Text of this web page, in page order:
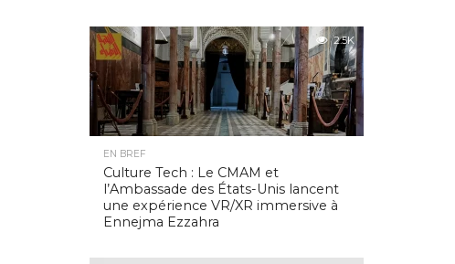
2.5K
EN BREF
Culture Tech : Le CMAM et
l’Ambassade des États-Unis lancent
une expérience VR/XR immersive à
Ennejma Ezzahra